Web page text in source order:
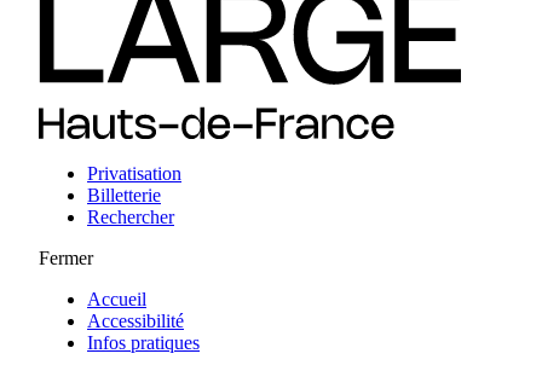
Privatisation
Billetterie
Rechercher
Fermer
Accueil
Accessibilité
Infos pratiques